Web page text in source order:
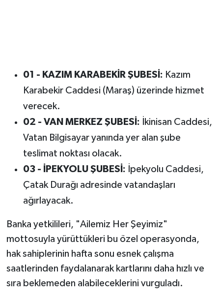
01 - KAZIM KARABEKİR ŞUBESİ: Kazım
Karabekir Caddesi (Maraş) üzerinde hizmet
verecek.
02 - VAN MERKEZ ŞUBESİ: İkinisan Caddesi,
Vatan Bilgisayar yanında yer alan şube
teslimat noktası olacak.
03 - İPEKYOLU ŞUBESİ: İpekyolu Caddesi,
Çatak Durağı adresinde vatandaşları
ağırlayacak.
Banka yetkilileri, "Ailemiz Her Şeyimiz"
mottosuyla yürüttükleri bu özel operasyonda,
hak sahiplerinin hafta sonu esnek çalışma
saatlerinden faydalanarak kartlarını daha hızlı ve
sıra beklemeden alabileceklerini vurguladı.